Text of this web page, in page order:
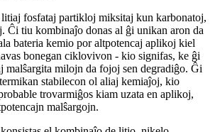
fosfataj partikloj miksitaj kun karbonatoj,
Ĉi tiu kombinaĵo donas al ĝi unikan aron da
bateria kemio por altpotencaj aplikoj kiel
bonegan ciklovivon - kio signifas, ke ĝi
malŝargita milojn da fojoj sen degradiĝo. Ĝi
stabilecon ol aliaj kemiaĵoj, kio
trovarmiĝos kiam uzata en aplikoj,
malŝargojn.